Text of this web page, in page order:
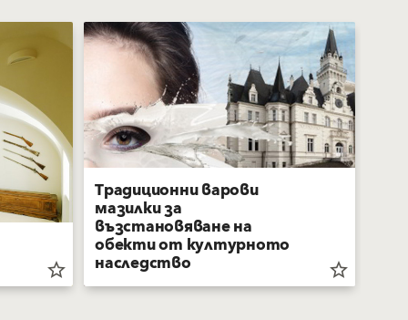
star_border
Традиционни варови
мазилки за
възстановяване на
обекти от културното
наследство star_border